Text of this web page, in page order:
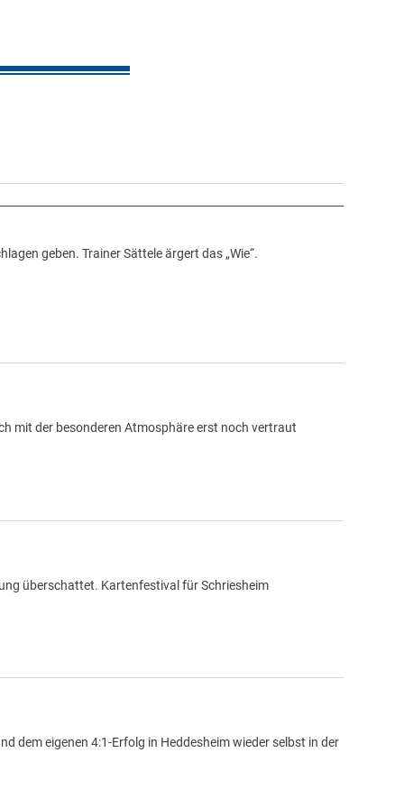
geben. Trainer Sättele ärgert das „Wie“.
mit der besonderen Atmosphäre erst noch vertraut
überschattet. Kartenfestival für Schriesheim
dem eigenen 4:1-Erfolg in Heddesheim wieder selbst in der